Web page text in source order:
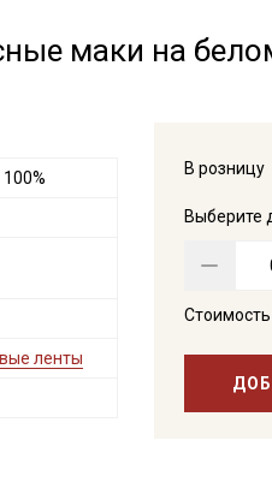
маки на
В розницу
Выберите
ленты